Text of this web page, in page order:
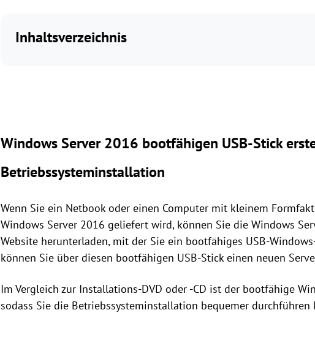
Inhaltsverzeichnis
Windows Server 2016 bootfähigen USB-Stick
Betriebssysteminstallation
Wenn Sie ein Netbook oder einen Computer mit kleinem
Windows Server 2016 geliefert wird, können Sie die Windows
Website herunterladen, mit der Sie ein bootfähiges USB-
können Sie über diesen bootfähigen USB-Stick einen neuen
Im Vergleich zur Installations-DVD oder -CD ist der bootfähige
sodass Sie die Betriebssysteminstallation bequemer durchführen